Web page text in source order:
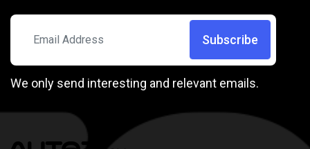
Subscribe
We only send interesting and relevant emails.